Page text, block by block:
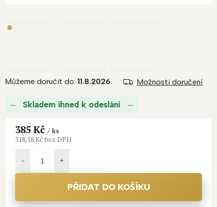
Skladem ihned k odeslání
Můžeme doručit do: 11.8.2026 Možnosti doručení
385 Kč/ ks
318,18 Kč bez DPH
PŘIDAT DO KOŠÍKU